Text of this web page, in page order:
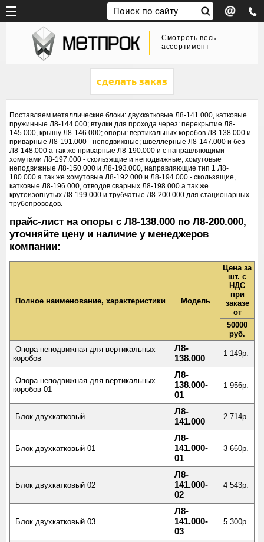
Смотреть весь
ассортимент
сделать заказ
Поставляем металлические блоки: двухкатковые Л8-141.000, катковые
пружинные Л8-144.000; втулки для прохода через: перекрытие Л8-
145.000, крышу Л8-146.000; опоры: вертикальных коробов Л8-138.000 и
приварные Л8-191.000 - неподвижные; швеллерные Л8-147.000 и без
Л8-148.000 а так же приварные Л8-190.000 и с направляющими
хомутами Л8-197.000 - скользящие и неподвижные, хомутовые
неподвижные Л8-150.000 и Л8-193.000, направляющие тип 1 Л8-
180.000 а так же хомутовые Л8-192.000 и Л8-194.000 - скользящие,
катковые Л8-196.000, отводов сварных Л8-198.000 а так же
крутоизогнутых Л8-199.000 и трубчатые Л8-200.000 для стационарных
трубопроводов.
прайс-лист на опоры с Л8-138.000 по Л8-200.000,
уточняйте цену и наличие у менеджеров
компании:
Полное наименование, характеристики Модель
Цена за
шт. с
НДС
при
заказе
от
50000
руб.
Опора неподвижная для вертикальных
коробов
Л8-
138.000
1 149р.
Опора неподвижная для вертикальных
коробов 01
Л8-
138.000-
01
1 956р.
Блок двухкатковый
Л8-
141.000
2 714р.
Блок двухкатковый 01
Л8-
141.000-
01
3 660р.
Блок двухкатковый 02
Л8-
141.000-
02
4 543р.
Блок двухкатковый 03
Л8-
141.000-
03
5 300р.